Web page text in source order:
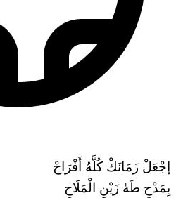
إجْعَلْ زَمَانَكْ كُلَّهُ أَفْرَاحْ
بِمَدْحِ طَهٰ زَيْنِ الْمَلَاحِ